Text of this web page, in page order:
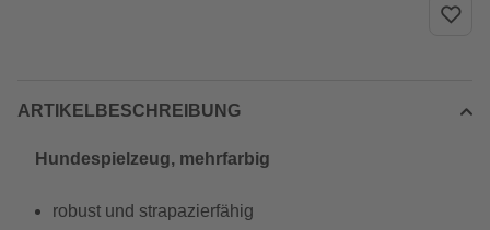
ARTIKELBESCHREIBUNG
Hundespielzeug, mehrfarbig
robust und strapazierfähig